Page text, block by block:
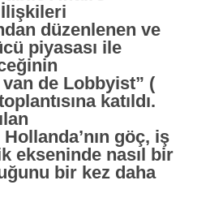
düzenlenen ve
piyasası ile
de Lobbyist” (
katıldı.
göç, iş
ekseninde nasıl bir
bir kez daha